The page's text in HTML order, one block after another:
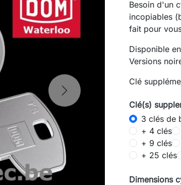
Next
Besoin d'un
incopiables
fait pour
Disponible
Versions
Clé
Clé(s)
3 clés de
+ 4 clés
+ 9 clés
+ 25 clés
Dimensions